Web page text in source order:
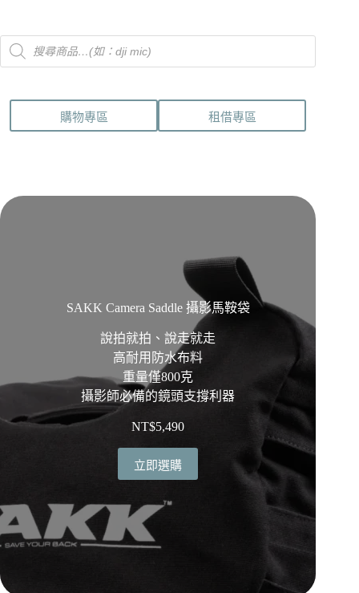
Products
search
購物專區 租借專區
SAKK Camera Saddle 攝影馬鞍袋
說拍就拍、說走就走
高耐用防水布料
重量僅800克
攝影師必備的鏡頭支撐利器
NT$5,490
立即選購